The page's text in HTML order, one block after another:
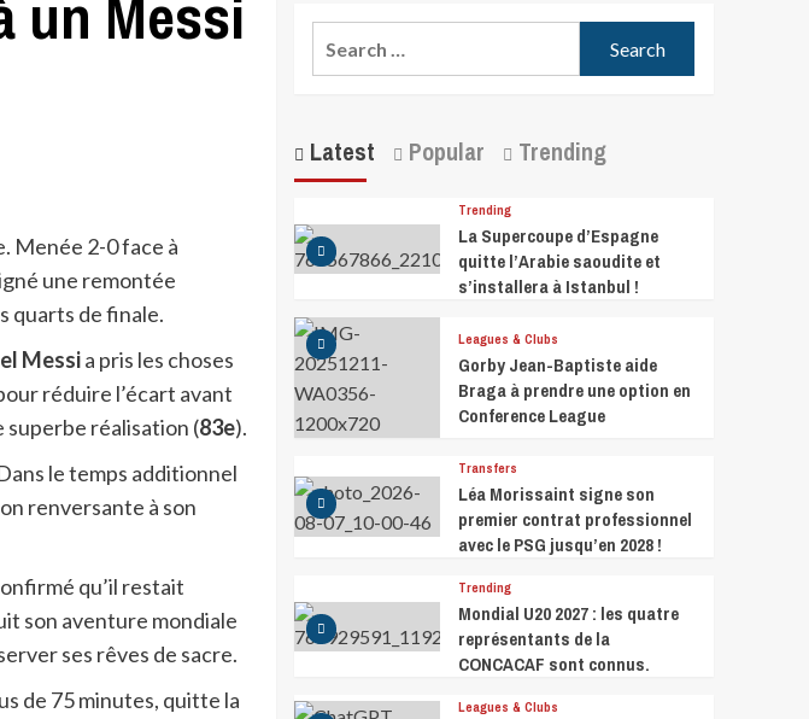
un Messi
Menée 2-0 face à
une remontée
quarts de finale.
Messia pris les choses
réduire l’écart avant
superbe réalisation (83e).
le temps additionnel
renversante à son
qu’il restait
son aventure mondiale
ses rêves de sacre.
de 75 minutes, quitte la
Latest Popular Trending
Trending
La Supercoupe d’Espagne
quitte l’Arabie saoudite et
s’installera à Istanbul !
Leagues & Clubs
Gorby Jean-Baptiste aide
Braga à prendre une option en
Conference League
Transfers
Léa Morissaint signe son
premier contrat professionnel
avec le PSG jusqu’en 2028 !
Trending
Mondial U20 2027 : les quatre
représentants de la
CONCACAF sont connus.
Leagues & Clubs